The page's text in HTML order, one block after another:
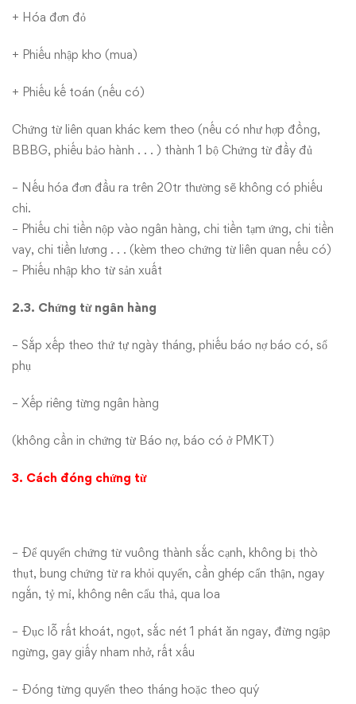
+ Hóa đơn đỏ
+ Phiếu nhập kho (mua)
+ Phiếu kế toán (nếu có)
Chứng từ liên quan khác kem theo (nếu có như hợp đồng,
BBBG, phiếu bảo hành . . . ) thành 1 bộ Chứng từ đầy đủ
– Nếu hóa đơn đầu ra trên 20tr thường sẽ không có phiếu
chi.
– Phiếu chi tiền nộp vào ngân hàng, chi tiền tạm ứng, chi tiền
vay, chi tiền lương . . . (kèm theo chứng từ liên quan nếu có)
– Phiếu nhập kho từ sản xuất
2.3. Chứng từ ngân hàng
– Sắp xếp theo thứ tự ngày tháng, phiếu báo nợ báo có, sổ
phụ
– Xếp riêng từng ngân hàng
(không cần in chứng từ Báo nợ, báo có ở PMKT)
3. Cách đóng chứng từ
– Để quyển chứng từ vuông thành sắc cạnh, không bị thò
thụt, bung chứng từ ra khỏi quyển, cần ghép cẩn thận, ngay
ngắn, tỷ mỉ, không nên cẩu thả, qua loa
– Đục lỗ rất khoát, ngọt, sắc nét 1 phát ăn ngay, đừng ngập
ngừng, gay giấy nham nhở, rất xấu
– Đóng từng quyển theo tháng hoặc theo quý